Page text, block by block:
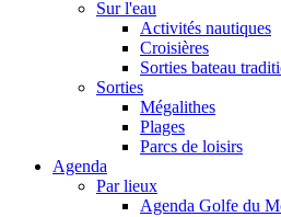
Sur l'eau
Activités nautiques
Croisières
Sorties bateau
Sorties
Mégalithes
Plages
Parcs de loisirs
Agenda
Par lieux
Agenda Golfe du